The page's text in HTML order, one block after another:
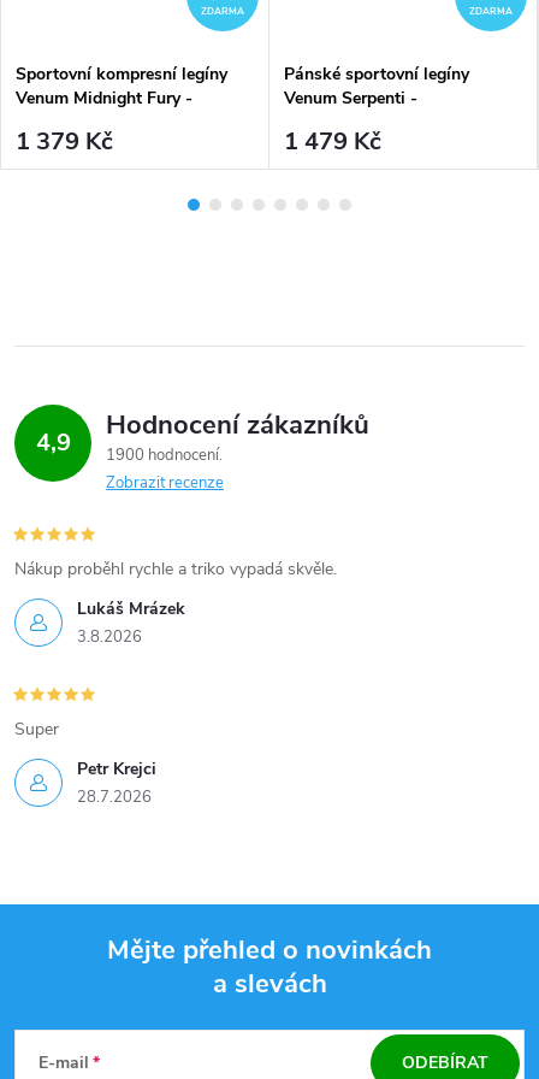
ZDARMA
Sportovní kompresní legíny
Venum Midnight Fury -
1 379 Kč
ZDARMA
Pánské sportovní legíny
Venum Serpenti -
1 479 Kč
4,9 Hodnocení zákazníků
1900 hodnocení
Zobrazit recenze
Lukáš Mrázek
3.8.2026
Nákup proběhl rychle a triko vypadá skvěle.
Petr Krejci
28.7.2026
Super
Mějte přehled o novinkách
a slevách
E-mail ODEBÍRAT